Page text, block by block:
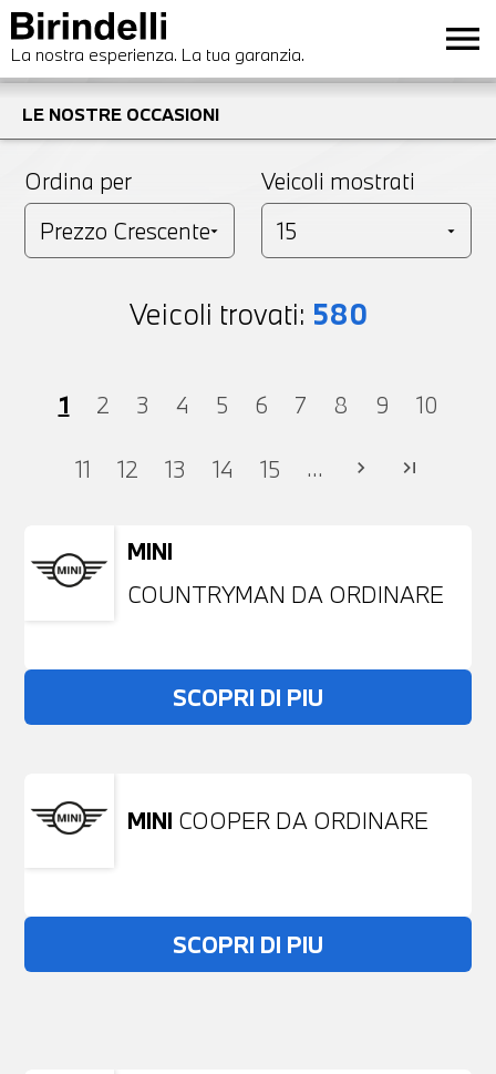
La nostra esperienza. La tua garanzia. menu
LE NOSTRE OCCASIONI
Ordina per Veicoli mostrati
Veicoli trovati: 580
1 2 3 4 5 6 7 8 9 10
11 12 13 14 15 ... chevron_right last_page
MINI
COUNTRYMAN DA ORDINARE
SCOPRI DI PIU
MINI COOPER DA ORDINARE
SCOPRI DI PIU
Non stai trovando ciò che cerchi?